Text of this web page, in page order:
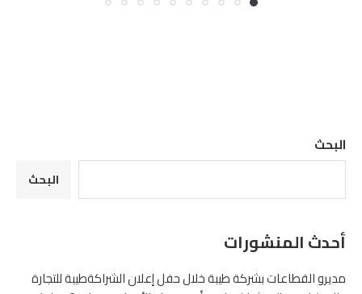
البحث
البحث
أحدث المنشورات
مديرو القطاعات بشركة طيبة خلال حفل إعلان الشراكةطيبة للتجارة